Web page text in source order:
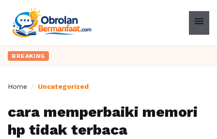
menu
BREAKING
Home / Uncategorized
cara memperbaiki memori
hp tidak terbaca